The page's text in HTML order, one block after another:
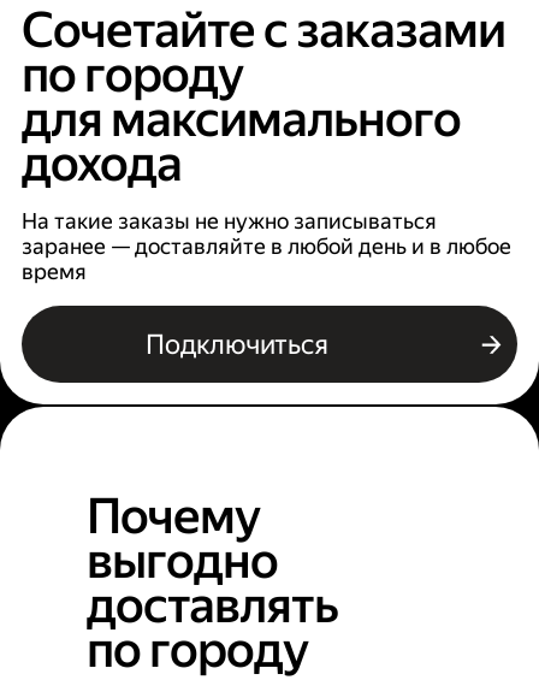
Сочетайте с заказами
по городу
для максимального
дохода
На такие заказы не нужно записываться
заранее — доставляйте в любой день и в любое
время
Подключиться
Почему
выгодно
доставлять
по городу